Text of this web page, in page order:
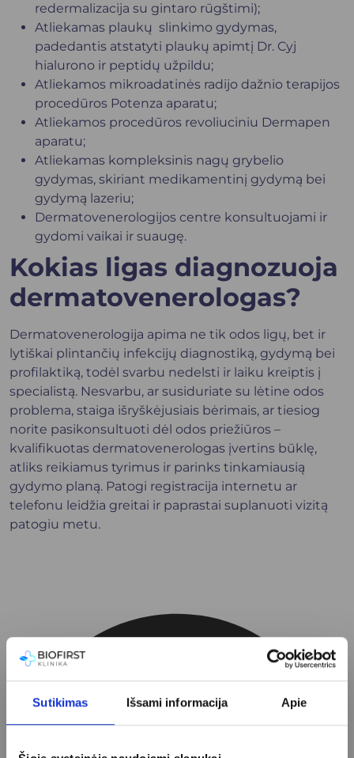
Sutikimas Išsami informacija Apie
redermalizacija su gintaro rūgštimi);
Atliekamas plaukų slinkimo gydymas,
padedantis atstatyti plaukų apimtį Dr. Cyj
hialurono ir peptidų užpildu;
Atliekamos mikroadatinės radijo dažnio terapijos
procedūros Potenza aparatu;
Atliekamos procedūros revoliuciniu Dermapen
aparatu;
Atliekamas kompleksinis nagų grybelio
gydymas, skiriant medikamentinį gydymą bei
gydymą lazeriu;
Dermatovenerologijos centre konsultuojami ir
gydomi vaikai ir suaugę.
Kokias ligas diagnozuoja
dermatovenerologas?
Dermatovenerologija apima ne tik odos ligų, bet ir
lytiškai plintančių infekcijų diagnostiką, gydymą bei
profilaktiką, todėl svarbu nedelsti ir laiku kreiptis į
specialistą. Nesvarbu, ar susiduriate su lėtine odos
problema, staiga išryškėjusiais bėrimais, ar tiesiog
norite pasikonsultuoti dėl odos priežiūros –
kvalifikuotas dermatovenerologas įvertins būklę,
atliks reikiamus tyrimus ir parinks tinkamiausią
gydymo planą. Patogi registracija internetu ar
telefonu leidžia greitai ir paprastai suplanuoti vizitą
patogiu metu.